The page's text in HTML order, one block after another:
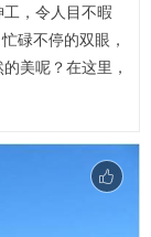
，令人目不暇
碌不停的双眼，
美呢？在这里，